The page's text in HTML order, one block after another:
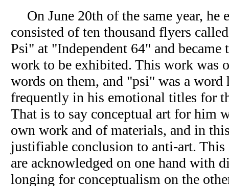
On June 20th of the same year,
consisted of ten thousand flyers
Psi" at "Independent 64" and became
work to be exhibited. This work was
words on them, and "psi" was a word
frequently in his emotional titles for
That is to say conceptual art for him
own work and of materials, and in
justifiable conclusion to anti-art.
are acknowledged on one hand with
longing for conceptualism on the